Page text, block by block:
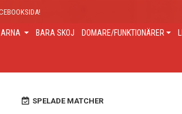
BARA SKOJ DOMARE/FUNKTIONÄRER
SPELADE MATCHER